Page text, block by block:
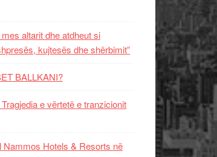
altarit dhe atdheut si
kujtesës dhe shërbimit”
BALLKANI?
e vërtetë e tranzicionit
Nammos Hotels & Resorts në